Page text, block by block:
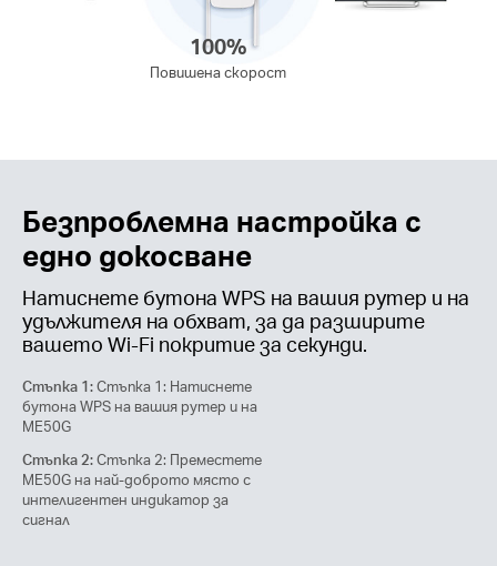
100%
Повишена скорост
Безпроблемна настройка с
едно докосване
Натиснете бутона WPS на вашия рутер и на
удължителя на обхват, за да разширите
вашето Wi-Fi покритие за секунди.
Стъпка 1:Стъпка 1: Натиснете
бутона WPS на вашия рутер и на
ME50G
Стъпка 2:Стъпка 2: Преместете
ME50G на най-доброто място с
интелигентен индикатор за
сигнал